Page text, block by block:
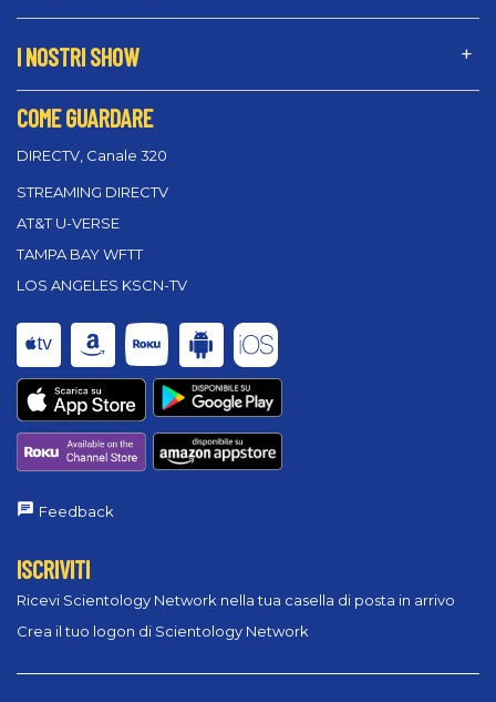
I NOSTRI SHOW
COME GUARDARE
DIRECTV, Canale 320
STREAMING DIRECTV
AT&T U-VERSE
TAMPA BAY WFTT
LOS ANGELES KSCN-TV
Feedback
ISCRIVITI
Ricevi Scientology Network nella tua casella di posta in arrivo
Crea il tuo logon di Scientology Network